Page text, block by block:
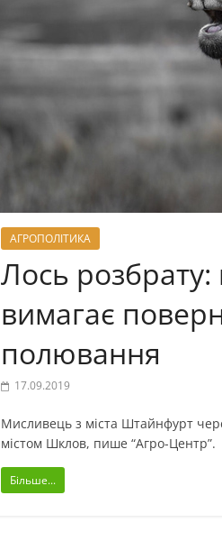
АГРОПОЛІТИКА
Лось
вимагає
полювання
17.09.2019
Мисливець з міста Штайнфурт
містом Шклов, пише “Агро-Центр”.
Більше...